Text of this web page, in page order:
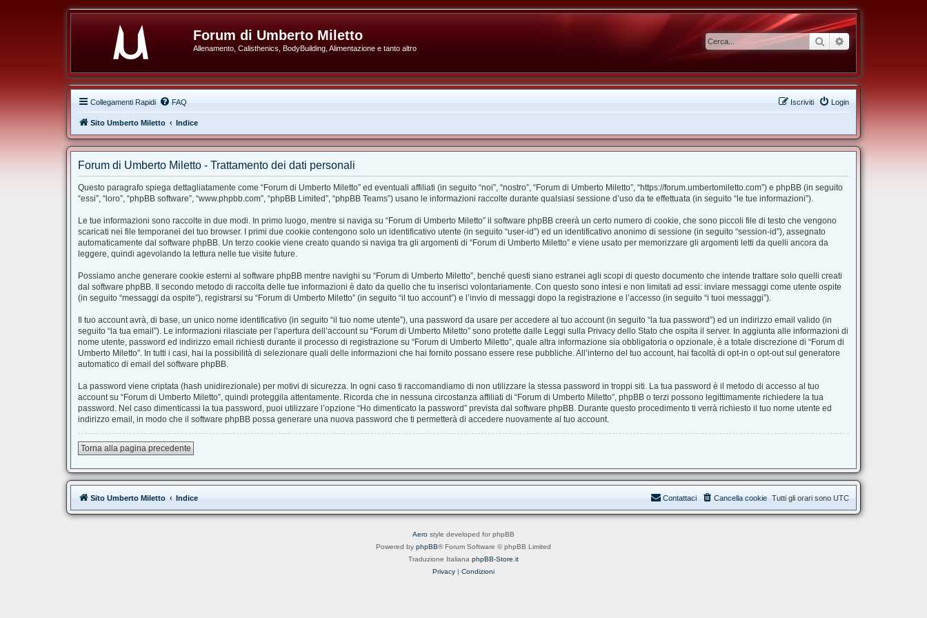
Forum di Umberto Miletto
Allenamento, Calisthenics, BodyBuilding, Alimentazione e tanto altro
Cerca Ricerca avanzata
Collegamenti Rapidi FAQ Login
Iscriviti
Sito Umberto Miletto Indice
Forum di Umberto Miletto - Trattamento dei dati personali
Questo paragrafo spiega dettagliatamente come “Forum di Umberto Miletto” ed eventuali affiliati (in seguito “noi”, “nostro”, “Forum di Umberto Miletto”, “https://forum.umbertomiletto.com”) e phpBB (in seguito
“essi”, “loro”, “phpBB software”, “www.phpbb.com”, “phpBB Limited”, “phpBB Teams”) usano le informazioni raccolte durante qualsiasi sessione d’uso da te effettuata (in seguito “le tue informazioni”).
Le tue informazioni sono raccolte in due modi. In primo luogo, mentre si naviga su “Forum di Umberto Miletto” il software phpBB creerà un certo numero di cookie, che sono piccoli file di testo che vengono
scaricati nei file temporanei del tuo browser. I primi due cookie contengono solo un identificativo utente (in seguito “user-id”) ed un identificativo anonimo di sessione (in seguito “session-id”), assegnato
automaticamente dal software phpBB. Un terzo cookie viene creato quando si naviga tra gli argomenti di “Forum di Umberto Miletto” e viene usato per memorizzare gli argomenti letti da quelli ancora da
leggere, quindi agevolando la lettura nelle tue visite future.
Possiamo anche generare cookie esterni al software phpBB mentre navighi su “Forum di Umberto Miletto”, benché questi siano estranei agli scopi di questo documento che intende trattare solo quelli creati
dal software phpBB. Il secondo metodo di raccolta delle tue informazioni è dato da quello che tu inserisci volontariamente. Con questo sono intesi e non limitati ad essi: inviare messaggi come utente ospite
(in seguito “messaggi da ospite”), registrarsi su “Forum di Umberto Miletto” (in seguito “il tuo account”) e l’invio di messaggi dopo la registrazione e l’accesso (in seguito “i tuoi messaggi”).
Il tuo account avrà, di base, un unico nome identificativo (in seguito “il tuo nome utente”), una password da usare per accedere al tuo account (in seguito “la tua password”) ed un indirizzo email valido (in
seguito “la tua email”). Le informazioni rilasciate per l’apertura dell’account su “Forum di Umberto Miletto” sono protette dalle Leggi sulla Privacy dello Stato che ospita il server. In aggiunta alle informazioni di
nome utente, password ed indirizzo email richiesti durante il processo di registrazione su “Forum di Umberto Miletto”, quale altra informazione sia obbligatoria o opzionale, è a totale discrezione di “Forum di
Umberto Miletto”. In tutti i casi, hai la possibilità di selezionare quali delle informazioni che hai fornito possano essere rese pubbliche. All’interno del tuo account, hai facoltà di opt-in o opt-out sul generatore
automatico di email del software phpBB.
La password viene criptata (hash unidirezionale) per motivi di sicurezza. In ogni caso ti raccomandiamo di non utilizzare la stessa password in troppi siti. La tua password è il metodo di accesso al tuo
account su “Forum di Umberto Miletto”, quindi proteggila attentamente. Ricorda che in nessuna circostanza affiliati di “Forum di Umberto Miletto”, phpBB o terzi possono legittimamente richiedere la tua
password. Nel caso dimenticassi la tua password, puoi utilizzare l’opzione “Ho dimenticato la password” prevista dal software phpBB. Durante questo procedimento ti verrà richiesto il tuo nome utente ed
indirizzo email, in modo che il software phpBB possa generare una nuova password che ti permetterà di accedere nuovamente al tuo account.
Torna alla pagina precedente
Sito Umberto Miletto Indice Tutti gli orari sono UTC
Cancella cookie
Contattaci
Aero style developed for phpBB
Powered by phpBB® Forum Software © phpBB Limited
Traduzione Italiana phpBB-Store.it
Privacy | Condizioni